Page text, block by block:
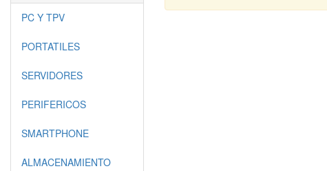
PC Y TPV
PORTATILES
SERVIDORES
PERIFERICOS
SMARTPHONE
ALMACENAMIENTO